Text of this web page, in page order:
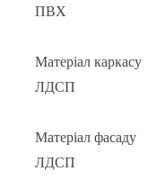
ПВХ
Матеріал каркасу
ЛДСП
Матеріал фасаду
ЛДСП